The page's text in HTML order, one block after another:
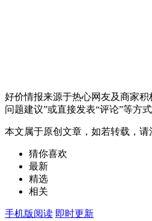
好价情报来源于热心网友及商家
问题建议”或直接发表“评论”等方式
本文属于原创文章，如若转载，请
猜你喜欢
最新
精选
相关
手机版阅读 即时更新